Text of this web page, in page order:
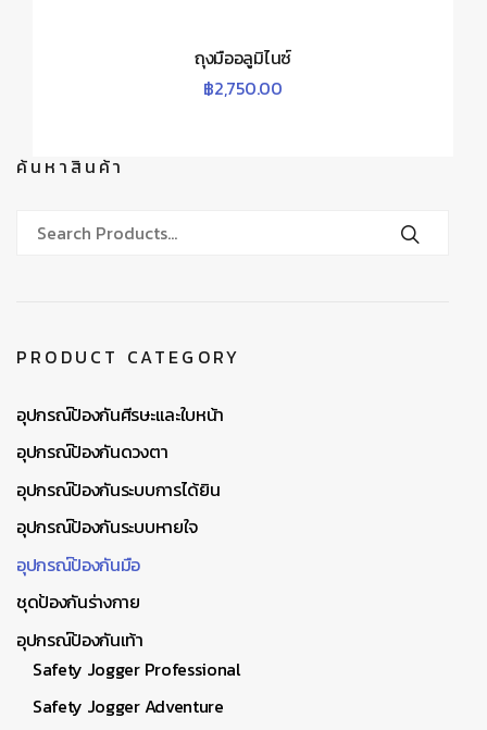
ถุงมืออลูมิไนซ์
฿2,750.00
ค้นหาสินค้า
PRODUCT CATEGORY
อุปกรณ์ป้องกันศีรษะและใบหน้า
อุปกรณ์ป้องกันดวงตา
อุปกรณ์ป้องกันระบบการได้ยิน
อุปกรณ์ป้องกันระบบหายใจ
อุปกรณ์ป้องกันมือ
ชุดป้องกันร่างกาย
อุปกรณ์ป้องกันเท้า
Safety Jogger Professional
Safety Jogger Adventure